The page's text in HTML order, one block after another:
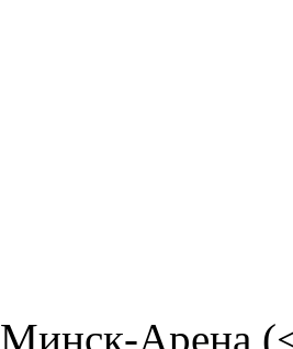
Минск-Арена